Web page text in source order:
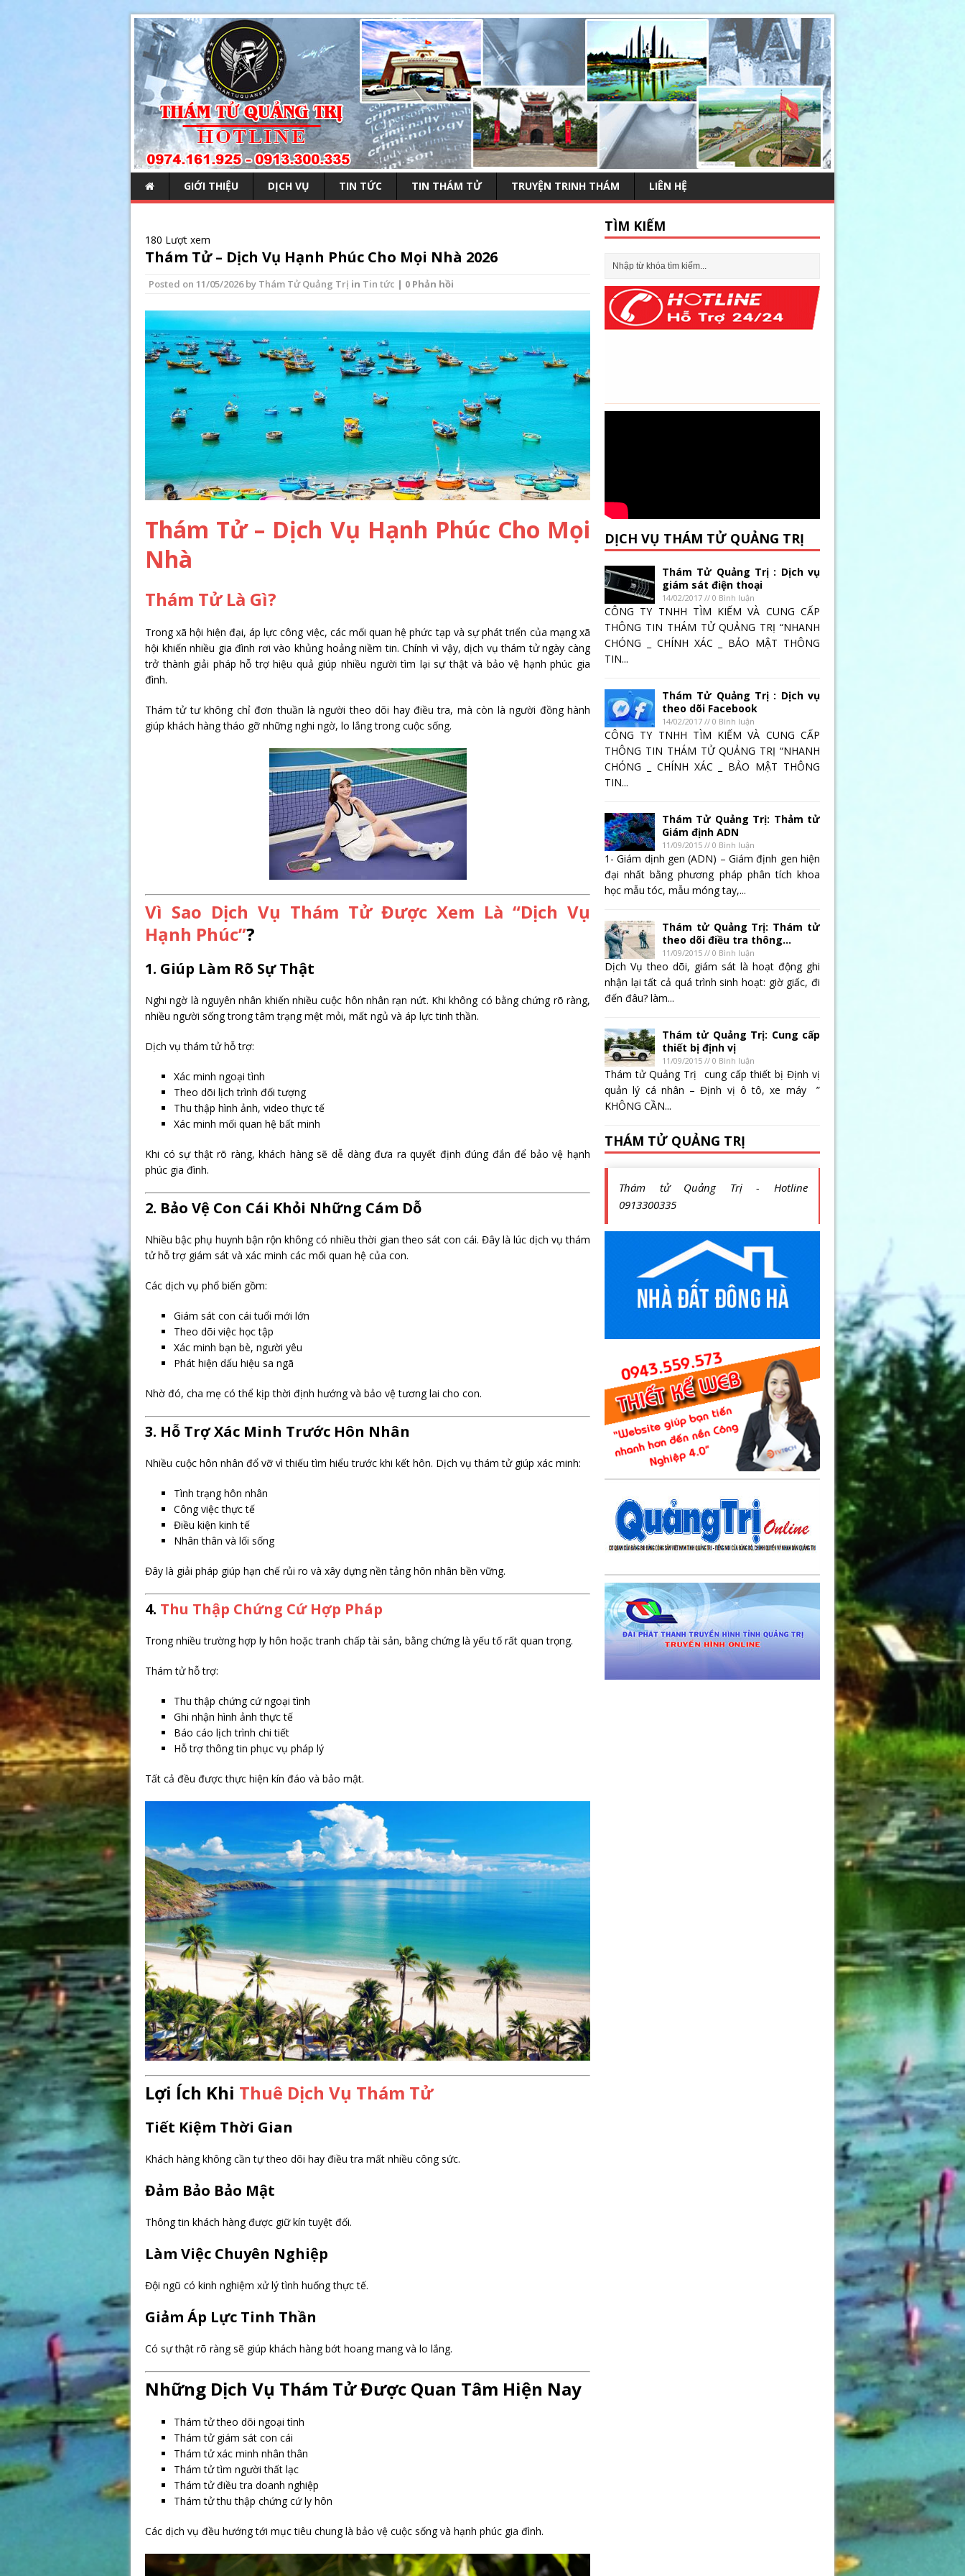
GIỚI THIỆU DỊCH VỤ TIN TỨC TIN THÁM TỬ TRUYỆN TRINH THÁM LIÊN HỆ
180 Lượt xem
Thám Tử – Dịch Vụ Hạnh Phúc Cho Mọi Nhà 2026
Posted on 11/05/2026by Thám Tử Quảng Trị in Tin tức | 0 Phản hồi
Thám Tử – Dịch Vụ Hạnh Phúc Cho Mọi
Nhà
Thám Tử Là Gì?
Trong xã hội hiện đại, áp lực công việc, các mối quan hệ phức tạp và sự phát triển của mạng xã
hội khiến nhiều gia đình rơi vào khủng hoảng niềm tin. Chính vì vậy, dịch vụ thám tử ngày càng
trở thành giải pháp hỗ trợ hiệu quả giúp nhiều người tìm lại sự thật và bảo vệ hạnh phúc gia
đình.
Thám tử tư không chỉ đơn thuần là người theo dõi hay điều tra, mà còn là người đồng hành
giúp khách hàng tháo gỡ những nghi ngờ, lo lắng trong cuộc sống.
Vì Sao Dịch Vụ Thám Tử Được Xem Là “Dịch Vụ
Hạnh Phúc”?
1. Giúp Làm Rõ Sự Thật
Nghi ngờ là nguyên nhân khiến nhiều cuộc hôn nhân rạn nứt. Khi không có bằng chứng rõ ràng,
nhiều người sống trong tâm trạng mệt mỏi, mất ngủ và áp lực tinh thần.
Dịch vụ thám tử hỗ trợ:
Xác minh ngoại tình
Theo dõi lịch trình đối tượng
Thu thập hình ảnh, video thực tế
Xác minh mối quan hệ bất minh
Khi có sự thật rõ ràng, khách hàng sẽ dễ dàng đưa ra quyết định đúng đắn để bảo vệ hạnh
phúc gia đình.
2. Bảo Vệ Con Cái Khỏi Những Cám Dỗ
Nhiều bậc phụ huynh bận rộn không có nhiều thời gian theo sát con cái. Đây là lúc dịch vụ thám
tử hỗ trợ giám sát và xác minh các mối quan hệ của con.
Các dịch vụ phổ biến gồm:
Giám sát con cái tuổi mới lớn
Theo dõi việc học tập
Xác minh bạn bè, người yêu
Phát hiện dấu hiệu sa ngã
Nhờ đó, cha mẹ có thể kịp thời định hướng và bảo vệ tương lai cho con.
3. Hỗ Trợ Xác Minh Trước Hôn Nhân
Nhiều cuộc hôn nhân đổ vỡ vì thiếu tìm hiểu trước khi kết hôn. Dịch vụ thám tử giúp xác minh:
Tình trạng hôn nhân
Công việc thực tế
Điều kiện kinh tế
Nhân thân và lối sống
Đây là giải pháp giúp hạn chế rủi ro và xây dựng nền tảng hôn nhân bền vững.
4. Thu Thập Chứng Cứ Hợp Pháp
Trong nhiều trường hợp ly hôn hoặc tranh chấp tài sản, bằng chứng là yếu tố rất quan trọng.
Thám tử hỗ trợ:
Thu thập chứng cứ ngoại tình
Ghi nhận hình ảnh thực tế
Báo cáo lịch trình chi tiết
Hỗ trợ thông tin phục vụ pháp lý
Tất cả đều được thực hiện kín đáo và bảo mật.
Lợi Ích Khi Thuê Dịch Vụ Thám Tử
Tiết Kiệm Thời Gian
Khách hàng không cần tự theo dõi hay điều tra mất nhiều công sức.
Đảm Bảo Bảo Mật
Thông tin khách hàng được giữ kín tuyệt đối.
Làm Việc Chuyên Nghiệp
Đội ngũ có kinh nghiệm xử lý tình huống thực tế.
Giảm Áp Lực Tinh Thần
Có sự thật rõ ràng sẽ giúp khách hàng bớt hoang mang và lo lắng.
Những Dịch Vụ Thám Tử Được Quan Tâm Hiện Nay
Thám tử theo dõi ngoại tình
Thám tử giám sát con cái
Thám tử xác minh nhân thân
Thám tử tìm người thất lạc
Thám tử điều tra doanh nghiệp
Thám tử thu thập chứng cứ ly hôn
Các dịch vụ đều hướng tới mục tiêu chung là bảo vệ cuộc sống và hạnh phúc gia đình.
TÌM KIẾM
DỊCH VỤ THÁM TỬ QUẢNG TRỊ
Thám Tử Quảng Trị : Dịch vụ
giám sát điện thoại
14/02/2017 // 0 Bình luận
CÔNG TY TNHH TÌM KIẾM VÀ CUNG CẤP
THÔNG TIN THÁM TỬ QUẢNG TRỊ “NHANH
CHÓNG _ CHÍNH XÁC _ BẢO MẬT THÔNG
TIN...
Thám Tử Quảng Trị : Dịch vụ
theo dõi Facebook
14/02/2017 // 0 Bình luận
CÔNG TY TNHH TÌM KIẾM VÀ CUNG CẤP
THÔNG TIN THÁM TỬ QUẢNG TRỊ “NHANH
CHÓNG _ CHÍNH XÁC _ BẢO MẬT THÔNG
TIN...
Thám Tử Quảng Trị: Thảm tử
Giám định ADN
11/09/2015 // 0 Bình luận
1- Giám dịnh gen (ADN) – Giám định gen hiện
đại nhất bằng phương pháp phân tích khoa
học mẫu tóc, mẫu móng tay,...
Thám tử Quảng Trị: Thám tử
theo dõi điều tra thông...
11/09/2015 // 0 Bình luận
Dịch Vụ theo dõi, giám sát là hoạt động ghi
nhận lại tất cả quá trình sinh hoạt: giờ giấc, đi
đến đâu? làm...
Thám tử Quảng Trị: Cung cấp
thiết bị định vị
11/09/2015 // 0 Bình luận
Thám tử Quảng Trị cung cấp thiết bị Định vị
quản lý cá nhân – Định vị ô tô, xe máy ”
KHÔNG CẦN...
THÁM TỬ QUẢNG TRỊ
Thám tử Quảng Trị - Hotline
0913300335